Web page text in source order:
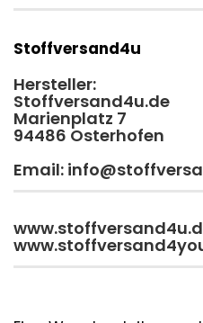
Stoffversand4u
Hersteller:
Stoffversand4u.de
Marienplatz 7
94486 Osterhofen
Email: